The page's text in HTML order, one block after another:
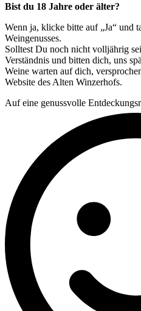
Bist du 18 Jahre oder älter?
Wenn ja, klicke bitte auf „Ja“ und
Weingenusses.
Solltest Du noch nicht volljährig
Verständnis und bitten dich, uns
Weine warten auf dich,
Website des Alten Winzerhofs.
Auf eine genussvolle